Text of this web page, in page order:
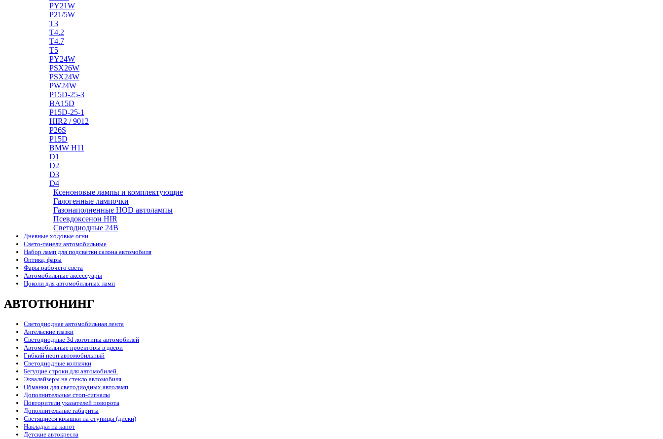
PY21W
P21/5W
T3
T4.2
T4.7
T5
PY24W
PSX26W
PSX24W
PW24W
P15D-25-3
BA15D
P15D-25-1
HIR2 / 9012
P26S
P15D
BMW H11
D1
D2
D3
D4
Ксеноновые лампы и комплектующие
Галогенные лампочки
Газонаполненные HOD автолампы
Псевдоксенон HIR
Cветодиодные 24B
Дневные ходовые огни
Свето-панели автомобильные
Набор ламп для подсветки салона автомобиля
Оптика, фары
Фары рабочего света
Автомобильные аксессуары
Цоколи для автомобильных ламп
АВТОТЮНИНГ
Светодиодная автомобильная лента
Ангельские глазки
Светодиодные 3d логотипы автомобилей
Автомобильные проекторы в двери
Гибкий неон автомобильный
Светодиодные колпачки
Бегущие строки для автомобилей.
Эквалайзеры на стекло автомобиля
Обманки для светодиодных автоламп
Дополнительные стоп-сигналы
Повторители указателей поворота
Дополнительные габариты
Светящиеся крышки на ступицы (диски)
Накладки на капот
Детские автокресла